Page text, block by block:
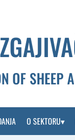
OF SHEEP
O SEKTORU